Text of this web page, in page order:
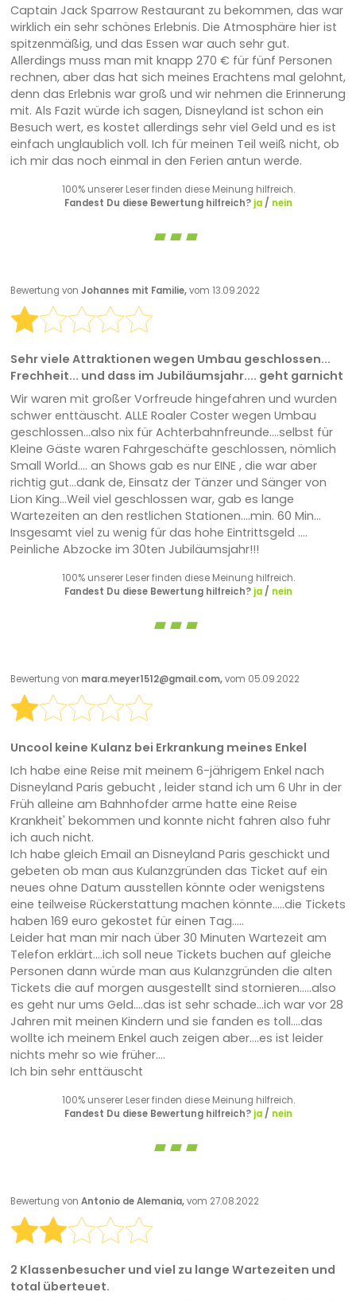
Captain Jack Sparrow Restaurant zu bekommen, das war
wirklich ein sehr schönes Erlebnis. Die Atmosphäre hier ist
spitzenmäßig, und das Essen war auch sehr gut.
Allerdings muss man mit knapp 270 € für fünf Personen
rechnen, aber das hat sich meines Erachtens mal gelohnt,
denn das Erlebnis war groß und wir nehmen die Erinnerung
mit. Als Fazit würde ich sagen, Disneyland ist schon ein
Besuch wert, es kostet allerdings sehr viel Geld und es ist
einfach unglaublich voll. Ich für meinen Teil weiß nicht, ob
ich mir das noch einmal in den Ferien antun werde.
100% unserer Leser finden diese Meinung hilfreich.
Fandest Du diese Bewertung hilfreich? ja/ nein
Bewertung von Johannes mit Familie,vom 13.09.2022
Sehr viele Attraktionen wegen Umbau geschlossen...
Frechheit... und dass im Jubiläumsjahr.... geht garnicht
Wir waren mit großer Vorfreude hingefahren und wurden
schwer enttäuscht. ALLE Roaler Coster wegen Umbau
geschlossen...also nix für Achterbahnfreunde....selbst für
Kleine Gäste waren Fahrgeschäfte geschlossen, nömlich
Small World.... an Shows gab es nur EINE , die war aber
richtig gut...dank de, Einsatz der Tänzer und Sänger von
Lion King...Weil viel geschlossen war, gab es lange
Wartezeiten an den restlichen Stationen....min. 60 Min...
Insgesamt viel zu wenig für das hohe Eintrittsgeld ....
Peinliche Abzocke im 30ten Jubiläumsjahr!!!
100% unserer Leser finden diese Meinung hilfreich.
Fandest Du diese Bewertung hilfreich? ja/ nein
Bewertung von mara.meyer1512@gmail.com,vom 05.09.2022
Uncool keine Kulanz bei Erkrankung meines Enkel
Ich habe eine Reise mit meinem 6-jährigem Enkel nach
Disneyland Paris gebucht , leider stand ich um 6 Uhr in der
Früh alleine am Bahnhofder arme hatte eine Reise
Krankheit' bekommen und konnte nicht fahren also fuhr
ich auch nicht.
Ich habe gleich Email an Disneyland Paris geschickt und
gebeten ob man aus Kulanzgründen das Ticket auf ein
neues ohne Datum ausstellen könnte oder wenigstens
eine teilweise Rückerstattung machen könnte.....die Tickets
haben 169 euro gekostet für einen Tag.....
Leider hat man mir nach über 30 Minuten Wartezeit am
Telefon erklärt....ich soll neue Tickets buchen auf gleiche
Personen dann würde man aus Kulanzgründen die alten
Tickets die auf morgen ausgestellt sind stornieren.....also
es geht nur ums Geld....das ist sehr schade...ich war vor 28
Jahren mit meinen Kindern und sie fanden es toll....das
wollte ich meinem Enkel auch zeigen aber....es ist leider
nichts mehr so wie früher....
Ich bin sehr enttäuscht
100% unserer Leser finden diese Meinung hilfreich.
Fandest Du diese Bewertung hilfreich? ja/ nein
Bewertung von Antonio de Alemania,vom 27.08.2022
2 Klassenbesucher und viel zu lange Wartezeiten und
total überteuet.